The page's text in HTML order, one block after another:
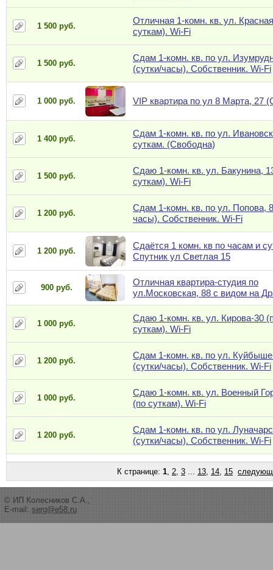
1 500 руб.
Отличная 1-комн. кв. ул.
суткам). Wi-Fi
1 500 руб.
Сдам 1-комн. кв. по ул.
(сутки/часы). Собственник. Wi-Fi
1 000 руб. VIP квартира по ул 8 Марта, 27
1 400 руб.
Сдам 1-комн. кв. по ул.
суткам. (Свободна)
1 500 руб.
Сдаю 1-комн. кв. ул. Бакунина,
суткам). Wi-Fi
1 200 руб.
Сдам 1-комн. кв. по ул. Попова,
часы). Собственник. Wi-Fi
1 200 руб.
Сдаётся 1 комн. кв по часам и
Спутник ул Светлая 15
900 руб.
Отличная квартира-студия по
ул.Московская, 88 с видом на
1 000 руб.
Сдаю 1-комн. кв. ул. Кирова-30
суткам). Wi-Fi
1 200 руб.
Сдам 1-комн. кв. по ул.
(сутки/часы). Собственник. Wi-Fi
1 000 руб.
Сдаю 1-комн. кв. ул. Военный
(по суткам). Wi-Fi
1 200 руб.
Сдам 1-комн. кв. по ул.
(сутки/часы). Собственник. Wi-Fi
К странице: 1, 2, 3 ... 13, 14, 15
© ИП Колесников С.А.,
E-mail: serg@e58.ru